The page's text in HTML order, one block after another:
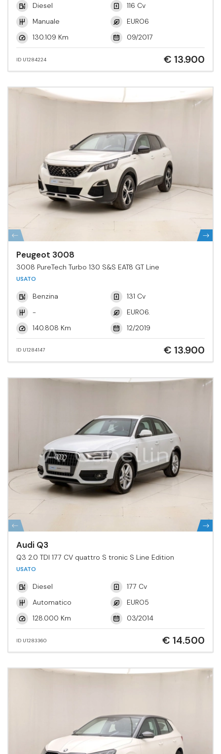
Diesel
116 Cv
Manuale
EURO6
130.109 Km
09/2017
ID U1284224 € 13.900
Peugeot 3008
3008 PureTech Turbo 130 S&S EAT8 GT Line
USATO
Benzina
131 Cv
-
EURO6.
140.808 Km
12/2019
ID U1284147 € 13.900
Audi Q3
Q3 2.0 TDI 177 CV quattro S tronic S Line Edition
USATO
Diesel
177 Cv
Automatico
EURO5
128.000 Km
03/2014
ID U1283360 € 14.500